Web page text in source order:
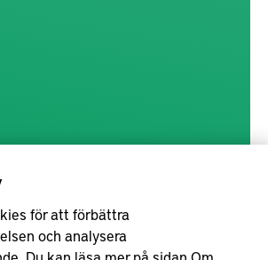
för att förbättra
och analysera
är en samlingsplats för svensk forskning
med syftet att göra